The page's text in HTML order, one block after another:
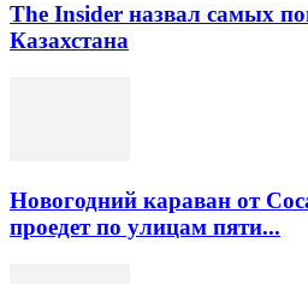
The Insider назвал самых
Казахстана
Новогодний караван от
проедет по улицам пяти...